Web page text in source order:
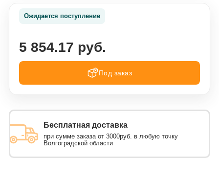
Ожидается поступление
5 854.17 руб.
Под заказ
Бесплатная доставка
при сумме заказа от 3000руб. в любую точку
Волгоградской области